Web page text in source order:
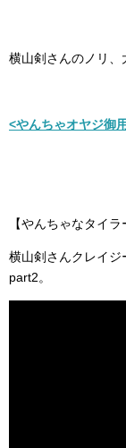
横山剣さんのノリ、
<やんちゃオヤジ御
【やんちゃなタイ
横山剣さんクレイ
part2。